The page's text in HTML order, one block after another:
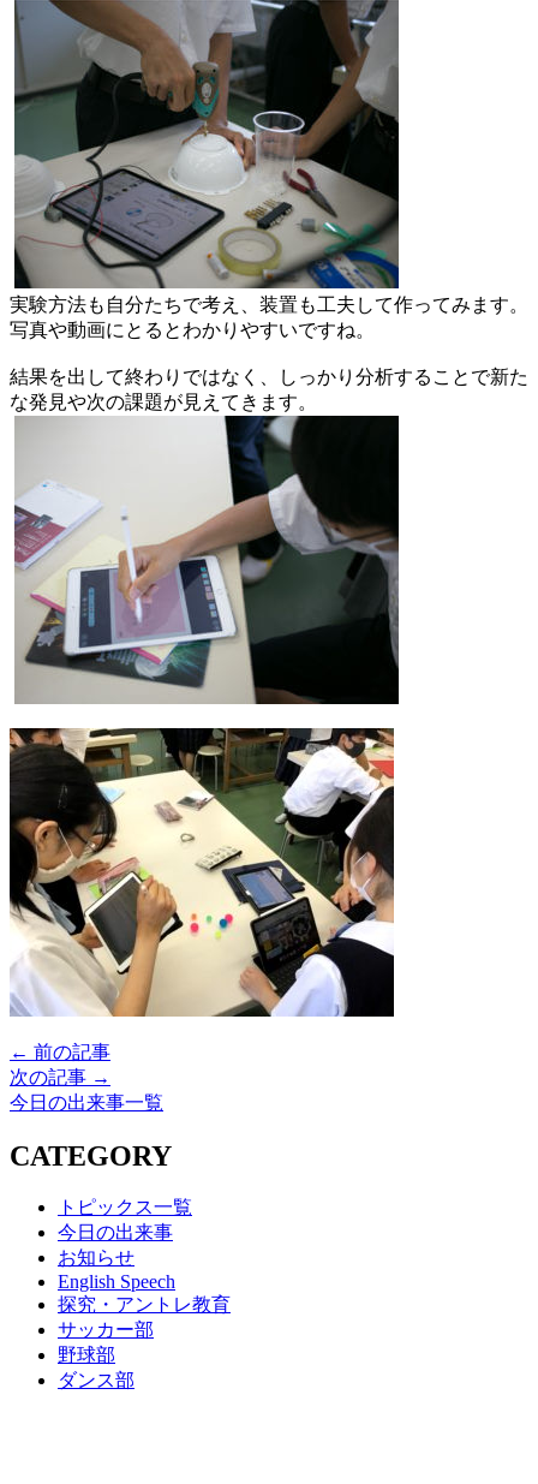
実験方法も自分たちで考え、装置も工夫して作ってみます。
写真や動画にとるとわかりやすいですね。
結果を出して終わりではなく、しっかり分析することで新た
な発見や次の課題が見えてきます。
← 前の記事
次の記事 →
今日の出来事一覧
CATEGORY
トピックス一覧
今日の出来事
お知らせ
English Speech
探究・アントレ教育
サッカー部
野球部
ダンス部